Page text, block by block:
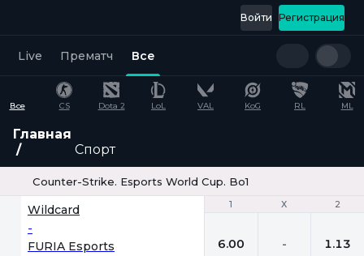
Регистрация
Войти
Live Прематч Все
Все CS Dota 2 LoL VAL KoG RL ML
Главная
Спорт
Counter-Strike. Esports World Cup. Bo1
1 Х 2
Wildcard
-
FURIA Esports
1 Х 2
6.00 - 1.13